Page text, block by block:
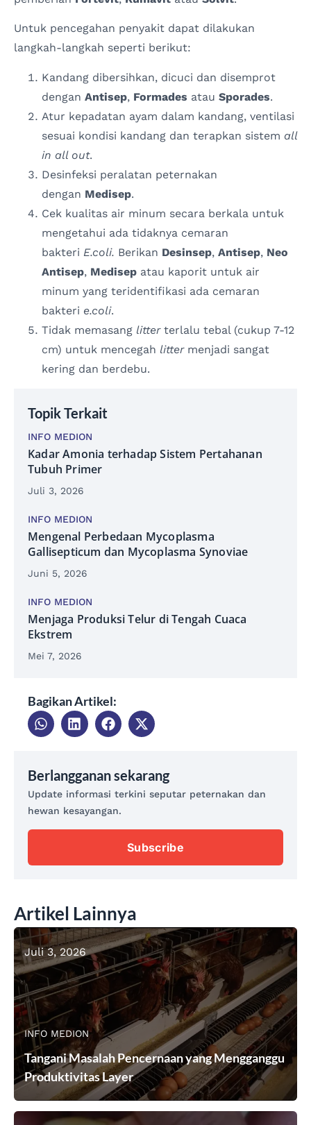
Untuk pencegahan penyakit dapat dilakukan
langkah-langkah seperti berikut:
Kandang dibersihkan, dicuci dan disemprot
dengan Antisep, Formades atau Sporades.
Atur kepadatan ayam dalam kandang, ventilasi
sesuai kondisi kandang dan terapkan sistem all
in all out.
Desinfeksi peralatan peternakan
dengan Medisep.
Cek kualitas air minum secara berkala untuk
mengetahui ada tidaknya cemaran
bakteri E.coli. Berikan Desinsep, Antisep, Neo
Antisep, Medisep atau kaporit untuk air
minum yang teridentifikasi ada cemaran
bakteri e.coli.
Tidak memasang litterterlalu tebal (cukup 7-12
cm) untuk mencegah littermenjadi sangat
kering dan berdebu.
Topik Terkait
INFO MEDION
Kadar Amonia terhadap Sistem Pertahanan
Tubuh Primer
Juli 3, 2026
INFO MEDION
Mengenal Perbedaan Mycoplasma
Gallisepticum dan Mycoplasma Synoviae
Juni 5, 2026
INFO MEDION
Menjaga Produksi Telur di Tengah Cuaca
Ekstrem
Mei 7, 2026
Bagikan Artikel:
Berlangganan sekarang
Update informasi terkini seputar peternakan dan
hewan kesayangan.
Subscribe
Artikel Lainnya
INFO MEDION
Juli 3, 2026
Tangani Masalah Pencernaan yang Mengganggu
Produktivitas Layer